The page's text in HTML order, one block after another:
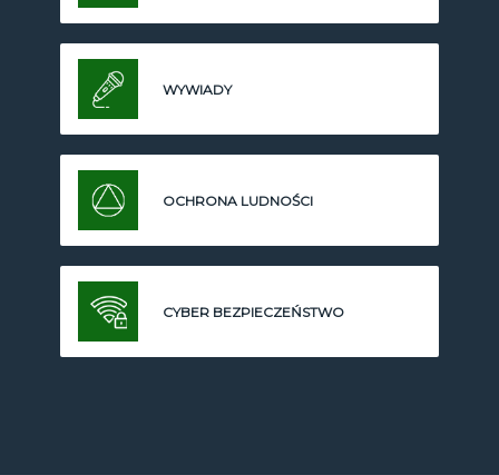
WYWIADY
OCHRONA LUDNOŚCI
CYBER BEZPIECZEŃSTWO